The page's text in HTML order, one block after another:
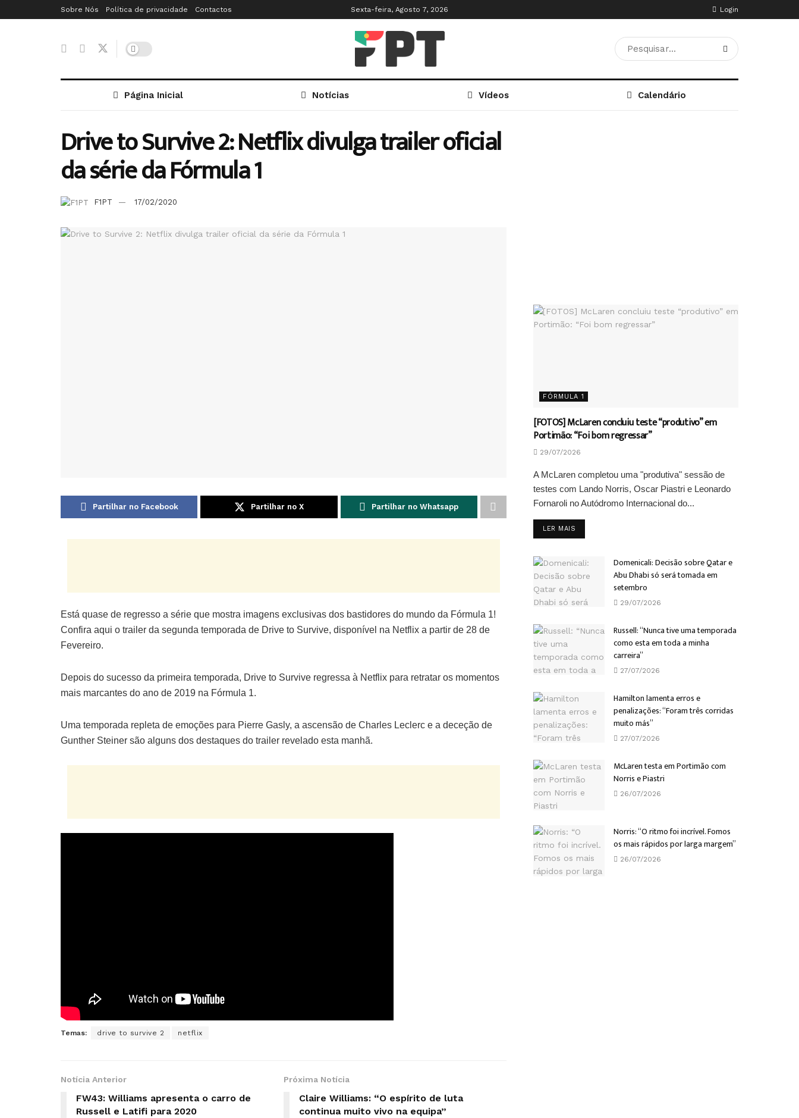
Sobre Nós Política de privacidade Contactos Sexta-feira, Agosto 7, 2026 Login
Página Inicial Notícias Vídeos Calendário
Drive to Survive 2: Netflix divulga trailer oficial
da série da Fórmula 1
F1PT 17/02/2020
Partilhar no Facebook Partilhar no X Partilhar no Whatsapp
Está quase de regresso a série que mostra imagens exclusivas dos bastidores do mundo da Fórmula 1!
Confira aqui o trailer da segunda temporada de Drive to Survive, disponível na Netflix a partir de 28 de
Fevereiro.
Depois do sucesso da primeira temporada, Drive to Survive regressa à Netflix para retratar os momentos
mais marcantes do ano de 2019 na Fórmula 1.
Uma temporada repleta de emoções para Pierre Gasly, a ascensão de Charles Leclerc e a deceção de
Gunther Steiner são alguns dos destaques do trailer revelado esta manhã.
Temas: drive to survive 2 netflix
Notícia Anterior
FW43: Williams apresenta o carro de
Russell e Latifi para 2020
Próxima Notícia
Claire Williams: “O espírito de luta
continua muito vivo na equipa”
FÓRMULA 1
[FOTOS] McLaren concluiu teste “produtivo” em
Portimão: “Foi bom regressar”
29/07/2026
A McLaren completou uma "produtiva" sessão de
testes com Lando Norris, Oscar Piastri e Leonardo
Fornaroli no Autódromo Internacional do...
LER MAIS
Domenicali: Decisão sobre Qatar e
Abu Dhabi só será tomada em
setembro
29/07/2026
Russell: “Nunca tive uma temporada
como esta em toda a minha
carreira”
27/07/2026
Hamilton lamenta erros e
penalizações: “Foram três corridas
muito más”
27/07/2026
McLaren testa em Portimão com
Norris e Piastri
26/07/2026
Norris: “O ritmo foi incrível. Fomos
os mais rápidos por larga margem”
26/07/2026